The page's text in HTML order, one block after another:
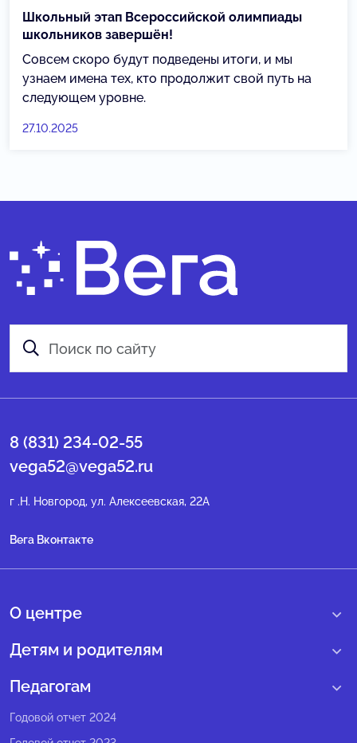
Школьный этап Всероссийской олимпиады
школьников завершён!
Совсем скоро будут подведены итоги, и мы
узнаем имена тех, кто продолжит свой путь на
следующем уровне.
27.10.2025
8 (831) 234-02-55
vega52@vega52.ru
г .Н. Новгород, ул. Алексеевская, 22А
Вега Вконтакте
О центре
О нас
Структура регионального центра
Педагогический состав
Детям и родителям
Учебные интенсивные сборы
Педагогам
Программы Веги
Годовой отчет 2024